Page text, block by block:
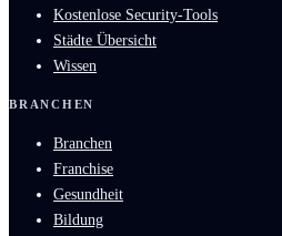
Kostenlose Security-Tools
Städte Übersicht
Wissen
BRANCHEN
Branchen
Franchise
Gesundheit
Bildung